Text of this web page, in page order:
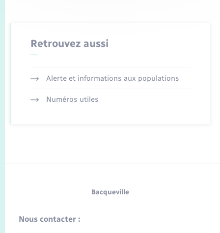
Retrouvez aussi
Alerte et informations aux populations
Numéros utiles
Bacqueville
Nous contacter :